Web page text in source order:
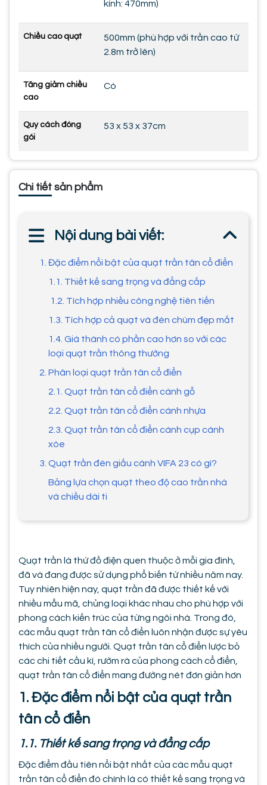
kính: 470mm)
Chiều cao quạt
500mm (phù hợp với trần cao từ
2.8m trở lên)
Tăng giảm chiều
cao
Có
Quy cách đóng
gói
53 x 53 x 37cm
Chi tiết sản phẩm
Nội dung bài viết:
1. Đặc điểm nổi bật của quạt trần tân cổ điển
1.1. Thiết kế sang trọng và đẳng cấp
1.2. Tích hợp nhiều công nghệ tiên tiến
1.3. Tích hợp cả quạt và đèn chùm đẹp mắt
1.4. Giá thành có phần cao hơn so với các
loại quạt trần thông thường
2. Phân loại quạt trần tân cổ điển
2.1. Quạt trần tân cổ điển cánh gỗ
2.2. Quạt trần tân cổ điển cánh nhựa
2.3. Quạt trần tân cổ điển cánh cụp cánh
xòe
3. Quạt trần đèn giấu cánh VIFA 23 có gì?
Bảng lựa chọn quạt theo độ cao trần nhà
và chiều dài ti
Quạt trần là thứ đồ điện quen thuộc ở mỗi gia đình,
đã và đang được sử dụng phổ biến từ nhiều năm nay.
Tuy nhiên hiện nay, quạt trần đã được thiết kế với
nhiều mẫu mã, chủng loại khác nhau cho phù hợp với
phong cách kiến trúc của từng ngôi nhà. Trong đó,
các mẫu quạt trần tân cổ điển luôn nhận được sự yêu
thích của nhiều người. Quạt trần tân cổ điển lược bỏ
các chi tiết cầu kì, rườm rà của phong cách cổ điển,
quạt trần tân cổ điển mang đường nét đơn giản hơn
1. Đặc điểm nổi bật của quạt trần
tân cổ điển
1.1. Thiết kế sang trọng và đẳng cấp
Đặc điểm đầu tiên nổi bật nhất của các mẫu quạt
trần tân cổ điển đó chính là có thiết kế sang trọng và